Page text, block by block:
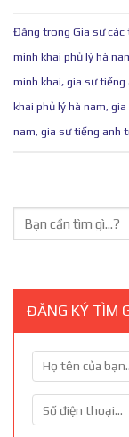
Đăng trong Gia sư các
minh khai phủ lý hà
minh khai, gia sư tiếng
khai phủ lý hà nam, gia
nam, gia sư tiếng anh
ĐĂNG KÝ TÌM